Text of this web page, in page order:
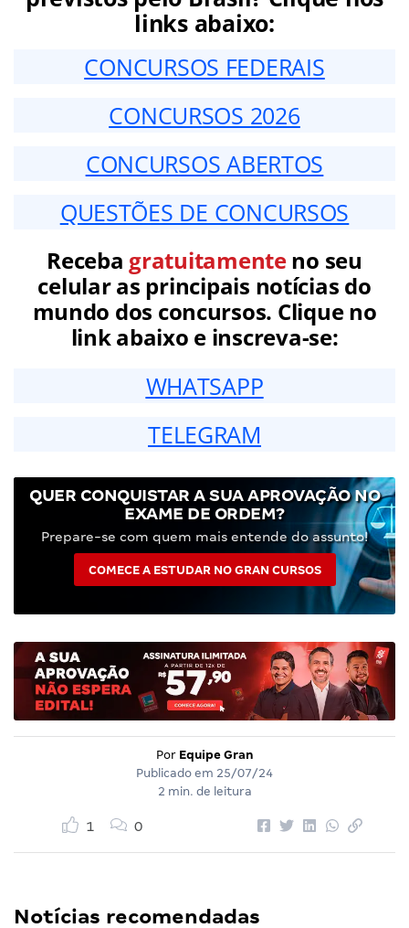
links abaixo:
CONCURSOS FEDERAIS
CONCURSOS 2026
CONCURSOS ABERTOS
QUESTÕES DE CONCURSOS
Receba gratuitamenteno seu
celular as principais notícias do
mundo dos concursos. Clique no
link abaixo e inscreva-se:
WHATSAPP
TELEGRAM
QUER CONQUISTAR A SUA APROVAÇÃO NO
EXAME DE ORDEM?
Prepare-se com quem mais entende do assunto!
COMECE A ESTUDAR NO GRAN CURSOS
Por Equipe Gran
Publicado em 25/07/24
2 min. de leitura
1 0
Notícias recomendadas